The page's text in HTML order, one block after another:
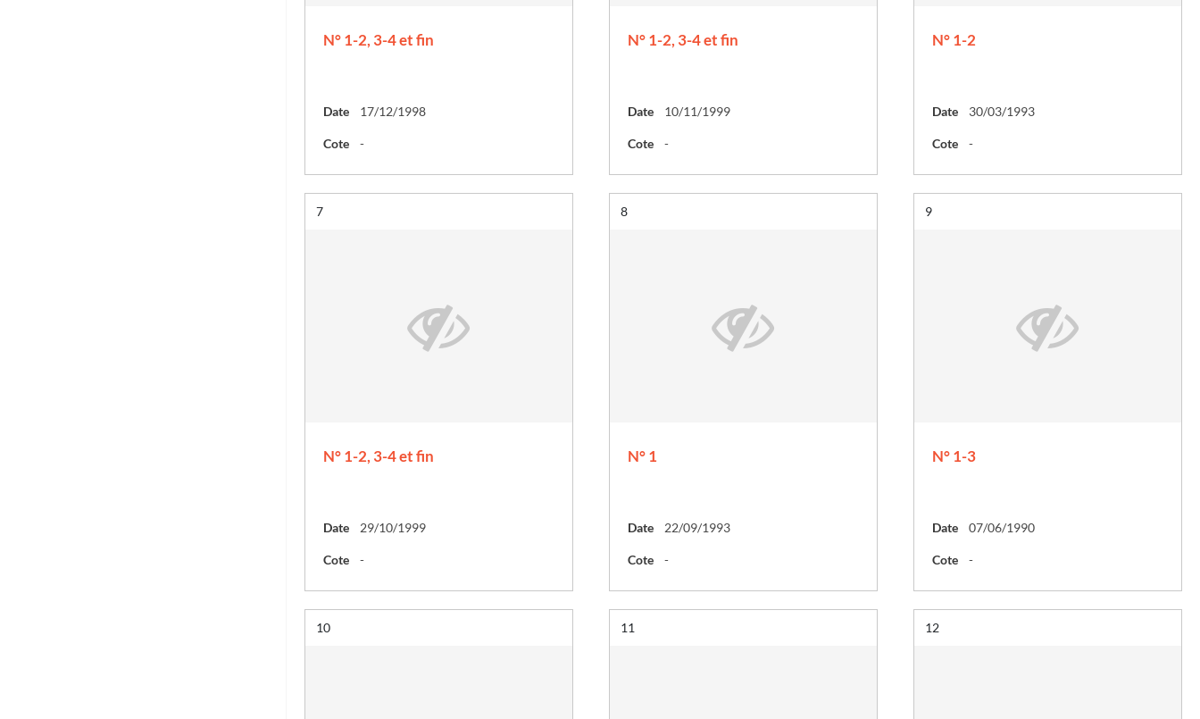
N° 1-2, 3-4 et fin
Date 17/12/1998
Cote -
N° 1-2, 3-4 et fin
Date 10/11/1999
Cote -
N° 1-2
Date 30/03/1993
Cote -
Résultat n°
7
N° 1-2, 3-4 et fin
Date 29/10/1999
Cote -
Résultat n°
8
N° 1
Date 22/09/1993
Cote -
Résultat n°
9
N° 1-3
Date 07/06/1990
Cote -
Résultat n°
10 Résultat n°
11 Résultat n°
12